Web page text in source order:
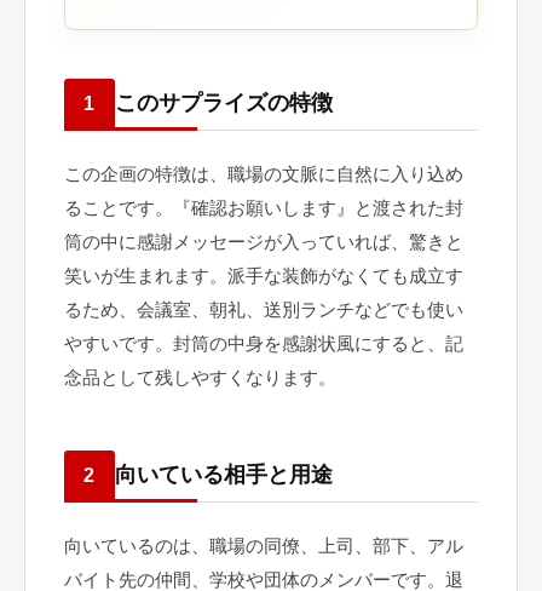
1 このサプライズの特徴
この企画の特徴は、職場の文脈に自然に入り込め
ることです。『確認お願いします』と渡された封
筒の中に感謝メッセージが入っていれば、驚きと
笑いが生まれます。派手な装飾がなくても成立す
るため、会議室、朝礼、送別ランチなどでも使い
やすいです。封筒の中身を感謝状風にすると、記
念品として残しやすくなります。
2 向いている相手と用途
向いているのは、職場の同僚、上司、部下、アル
バイト先の仲間、学校や団体のメンバーです。退